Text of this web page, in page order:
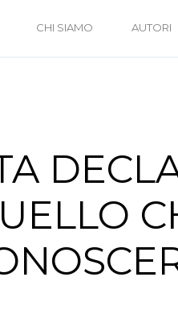
CHI SIAMO AUTORI